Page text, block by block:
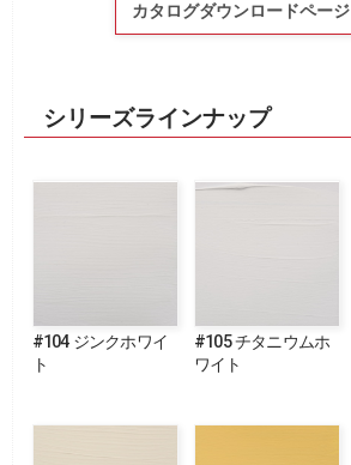
カタログダウンロードページ
シリーズラインナップ
#104 ジンクホワイ
ト
#105 チタニウムホ
ワイト